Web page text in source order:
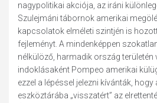
nagypolitikai akciója, az iráni
Szulejmáni tábornok amerikai
kapcsolatok elméleti szintjén is
fejleményt. A mindenképpen
nélkülöző, harmadik ország
indoklásaként Pompeo amerikai
ezzel a lépéssel jelezni kívánták,
eszköztárába „visszatért” az